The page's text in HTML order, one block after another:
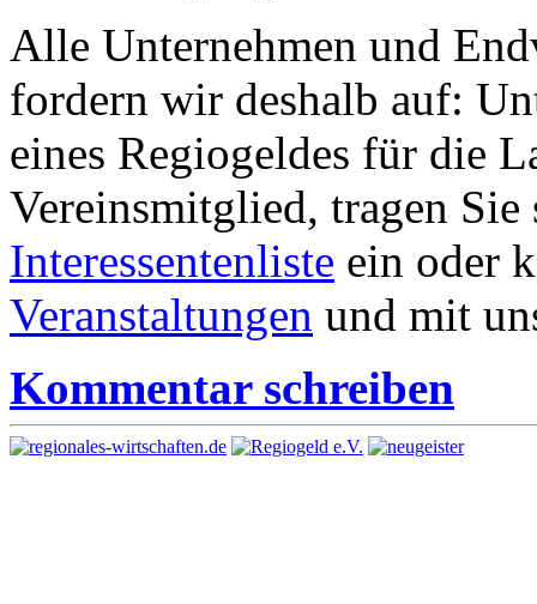
Alle Unternehmen und
fordern wir deshalb auf:
eines Regiogeldes für die
Vereinsmitglied, tragen Sie
Interessentenliste ein oder
Veranstaltungen und mit
Kommentar schreiben